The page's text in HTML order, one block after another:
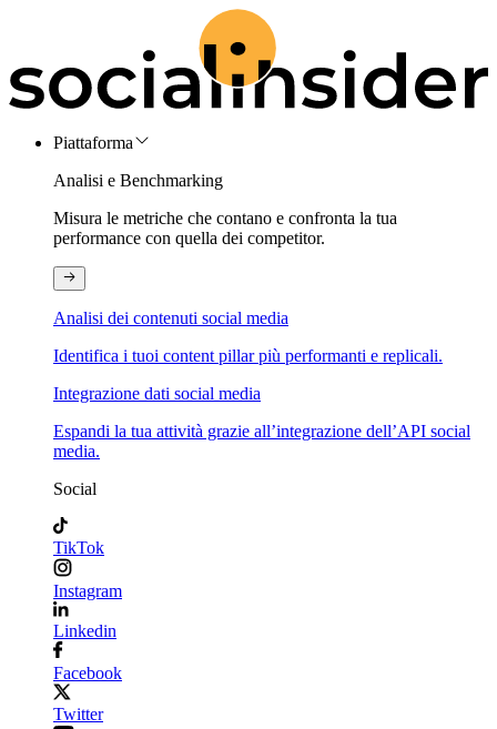
Piattaforma
Analisi e Benchmarking
Misura le metriche che contano e confronta la tua
performance con quella dei competitor.
Analisi dei contenuti social media
Identifica i tuoi content pillar più performanti e replicali.
Integrazione dati social media
Espandi la tua attività grazie all’integrazione dell’API social
media.
Social
TikTok
Instagram
Linkedin
Facebook
Twitter